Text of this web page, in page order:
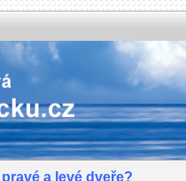
a levé dveře?